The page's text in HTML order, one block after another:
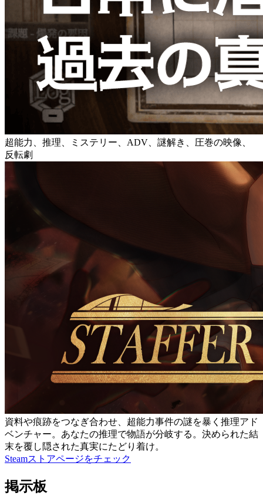
超能力、推理、ミステリー、ADV、謎解き、圧巻の映像、
反転劇
資料や痕跡をつなぎ合わせ、超能力事件の謎を暴く推理アド
ベンチャー。あなたの推理で物語が分岐する。決められた結
末を覆し隠された真実にたどり着け。
Steamストアページをチェック
掲示板